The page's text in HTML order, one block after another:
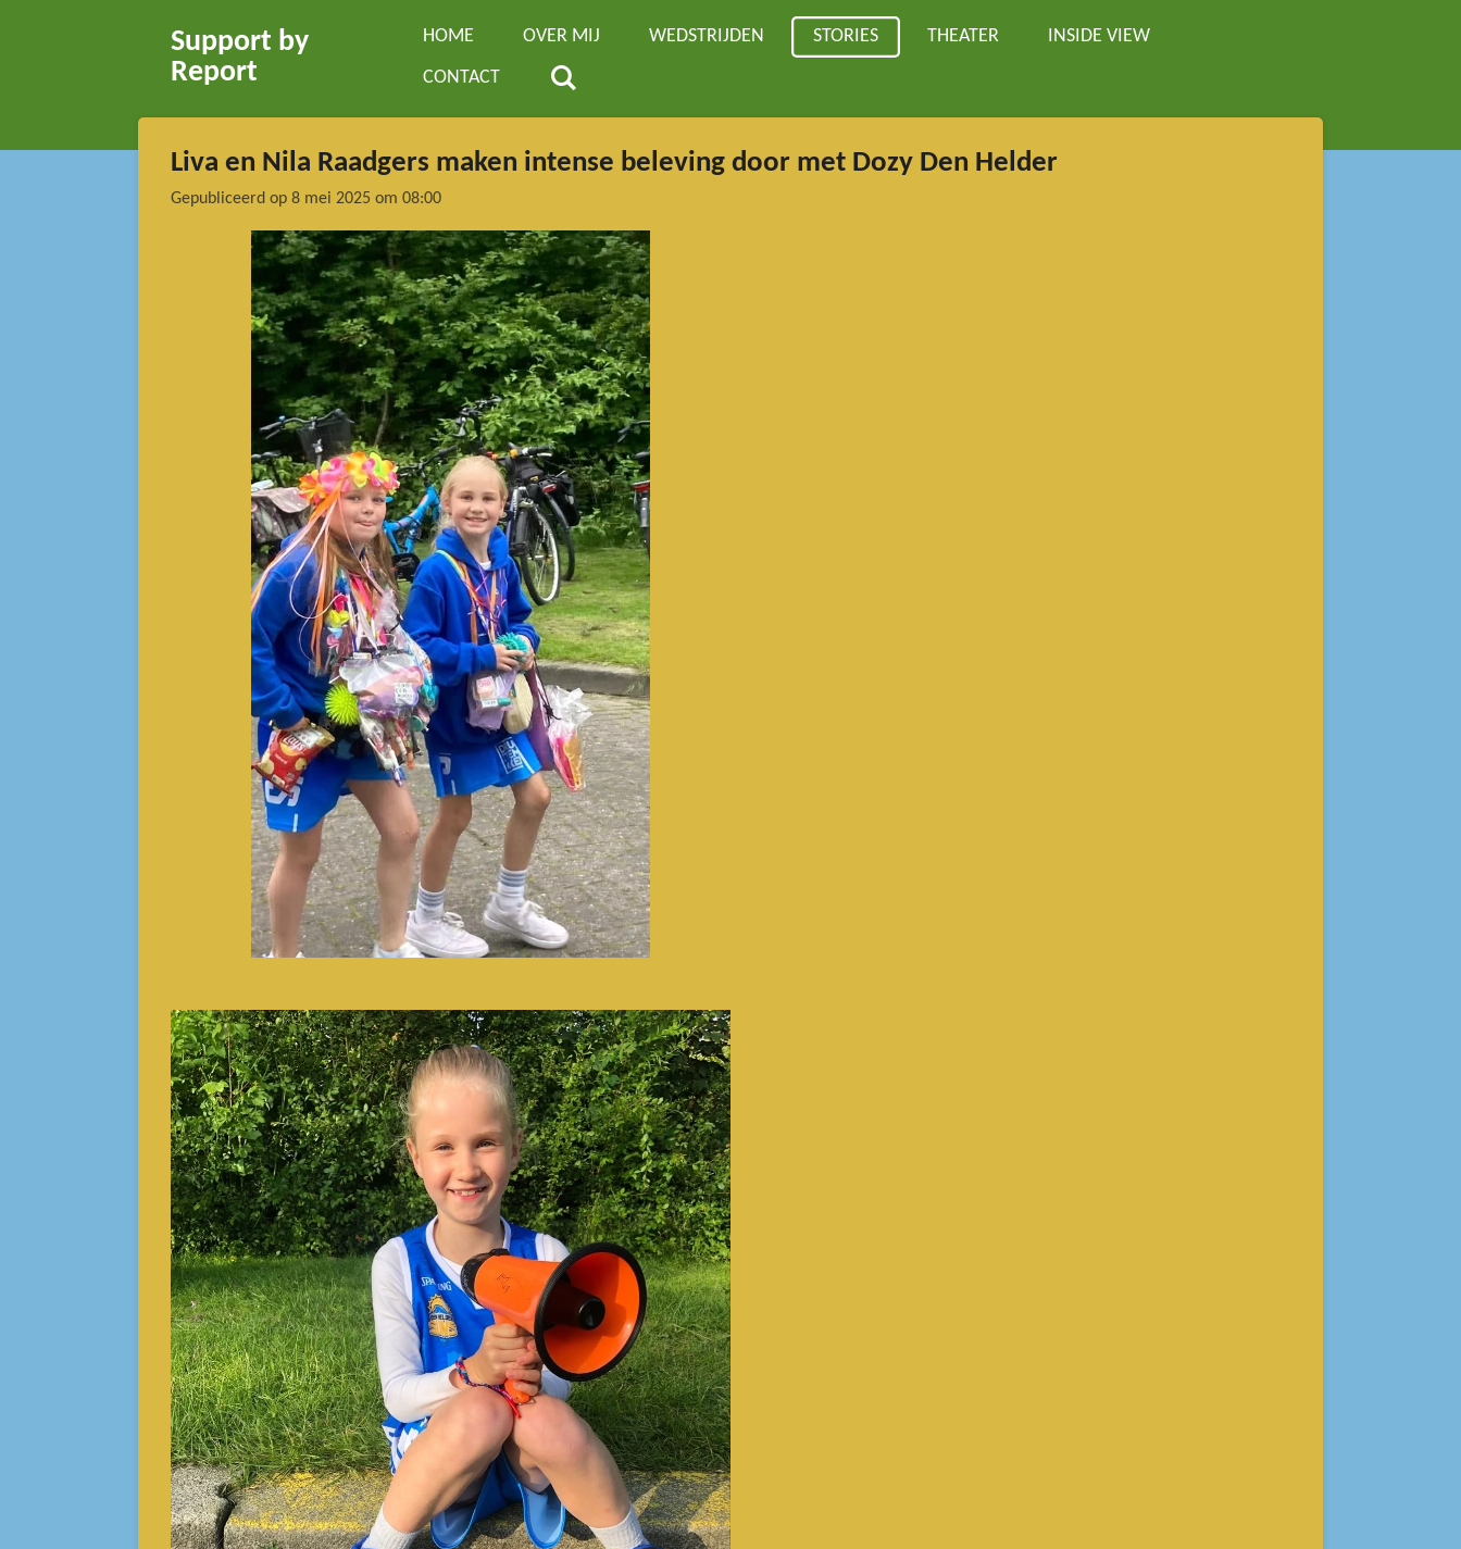
Support by
Report
HOME OVER MIJ WEDSTRIJDEN STORIES THEATER
INSIDE VIEW
CONTACT
Liva en Nila Raadgers maken intense beleving door met Dozy Den Helder
Gepubliceerd op 8 mei 2025 om 08:00